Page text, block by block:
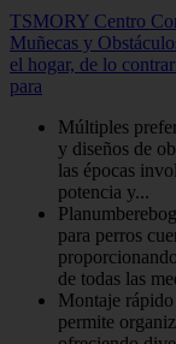
TSMORY Centro
Muñecas y
el hogar, de lo
para
Múltiples
y diseños de
las épocas
potencia y...
para perros
de todas las
Montaje
permite